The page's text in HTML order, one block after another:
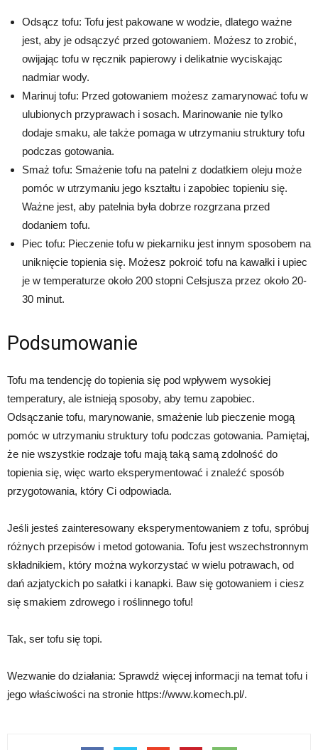
Odsącz tofu: Tofu jest pakowane w wodzie, dlatego ważne
jest, aby je odsączyć przed gotowaniem. Możesz to zrobić,
owijając tofu w ręcznik papierowy i delikatnie wyciskając
nadmiar wody.
Marinuj tofu: Przed gotowaniem możesz zamarynować tofu w
ulubionych przyprawach i sosach. Marinowanie nie tylko
dodaje smaku, ale także pomaga w utrzymaniu struktury tofu
podczas gotowania.
Smaż tofu: Smażenie tofu na patelni z dodatkiem oleju może
pomóc w utrzymaniu jego kształtu i zapobiec topieniu się.
Ważne jest, aby patelnia była dobrze rozgrzana przed
dodaniem tofu.
Piec tofu: Pieczenie tofu w piekarniku jest innym sposobem na
uniknięcie topienia się. Możesz pokroić tofu na kawałki i upiec
je w temperaturze około 200 stopni Celsjusza przez około 20-
30 minut.
Podsumowanie
Tofu ma tendencję do topienia się pod wpływem wysokiej
temperatury, ale istnieją sposoby, aby temu zapobiec.
Odsączanie tofu, marynowanie, smażenie lub pieczenie mogą
pomóc w utrzymaniu struktury tofu podczas gotowania. Pamiętaj,
że nie wszystkie rodzaje tofu mają taką samą zdolność do
topienia się, więc warto eksperymentować i znaleźć sposób
przygotowania, który Ci odpowiada.
Jeśli jesteś zainteresowany eksperymentowaniem z tofu, spróbuj
różnych przepisów i metod gotowania. Tofu jest wszechstronnym
składnikiem, który można wykorzystać w wielu potrawach, od
dań azjatyckich po sałatki i kanapki. Baw się gotowaniem i ciesz
się smakiem zdrowego i roślinnego tofu!
Tak, ser tofu się topi.
Wezwanie do działania: Sprawdź więcej informacji na temat tofu i
jego właściwości na stronie https://www.komech.pl/.